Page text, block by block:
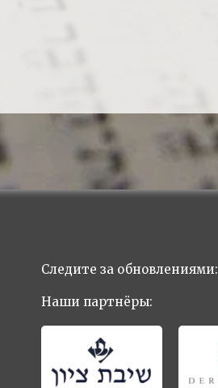
Следите за обновлениями:
Наши партнёры: